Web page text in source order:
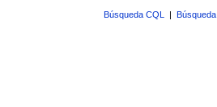
Búsqueda CQL